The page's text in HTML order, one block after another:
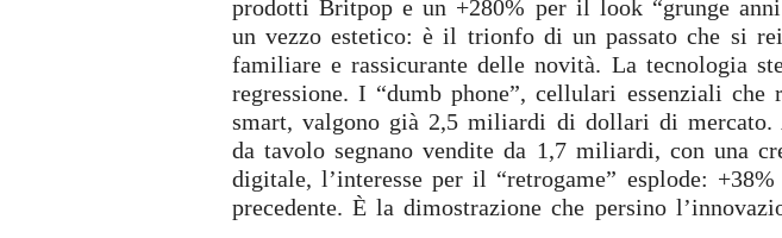
prodotti Britpop e un +280% per il look “grunge
un vezzo estetico: è il trionfo di un passato che si
familiare e rassicurante delle novità. La tecnologia
regressione. I “dumb phone”, cellulari essenziali che
smart, valgono già 2,5 miliardi di dollari di mercato.
da tavolo segnano vendite da 1,7 miliardi, con una
digitale, l’interesse per il “retrogame” esplode:
precedente. È la dimostrazione che persino